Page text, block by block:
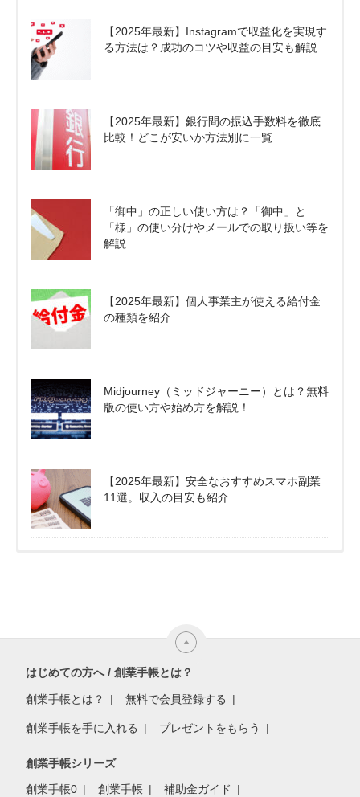
【2025年最新】Instagramで収益化を実現す
る方法は？成功のコツや収益の目安も解説
【2025年最新】銀行間の振込手数料を徹底
比較！どこが安いか方法別に一覧
「御中」の正しい使い方は？「御中」と
「様」の使い分けやメールでの取り扱い等を
解説
【2025年最新】個人事業主が使える給付金
の種類を紹介
Midjourney（ミッドジャーニー）とは？無料
版の使い方や始め方を解説！
【2025年最新】安全なおすすめスマホ副業
11選。収入の目安も紹介
はじめての方へ / 創業手帳とは？
創業手帳とは？ 無料で会員登録する
創業手帳を手に入れる プレゼントをもらう
創業手帳シリーズ
創業手帳0 創業手帳 補助金ガイド